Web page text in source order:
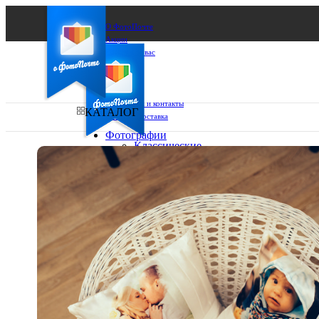
О ФотоПочте
Акции
Сделаем за вас
Бизнесу
FAQ
Франшиза
Поддержка и контакты
Оплата и доставка
Ваш город:
Ваш регион доставки
Выберите из списка:
КАТАЛОГ
Фотографии
Классические
фото
10х10
10х15
13х18
15х15
15х20
20х20
20х30
30х30
30х40
А4
Фото
в